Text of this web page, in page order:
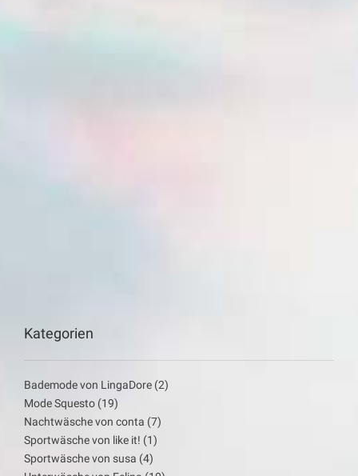
Kategorien
Bademode von LingaDore (2)
Mode Squesto (19)
Nachtwäsche von conta (7)
Sportwäsche von like it! (1)
Sportwäsche von susa (4)